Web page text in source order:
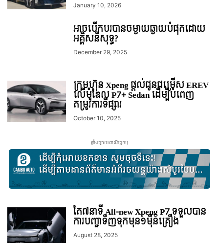
January 10, 2026
អាចបើកបរបានចម្ងាយឆ្ងាយបំផុតដោយ
អគ្គិសនីសុទ្ធ?
December 29, 2025
ក្រុមហ៊ុន Xpeng ផ្ដល់ជូនជម្រើស EREV
លើម៉ូឌែល P7+ Sedan ដើម្បីបំពេញ
តម្រូវការទីផ្សារ
October 10, 2025
ផ្ទាំងផ្សាយពាណិជ្ជកម្ម
តែ៧នាទី All-new Xpeng P7 ទទួលបាន
ការបញ្ជាទិញទុកមុន១មុឺនគ្រឿង
August 28, 2025